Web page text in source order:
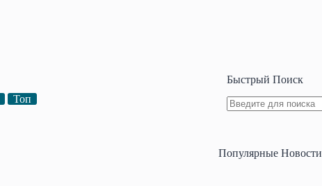
Топ
Быстрый Поиск
Популярные Новости